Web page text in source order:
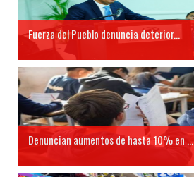
Fuerza del Pueblo denuncia deterior...
Denuncian aumentos de hasta 10% en ...